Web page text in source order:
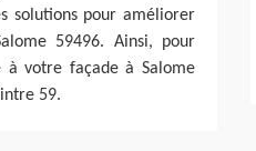
solutions pour améliorer
59496. Ainsi, pour
à votre façade à Salome
59.